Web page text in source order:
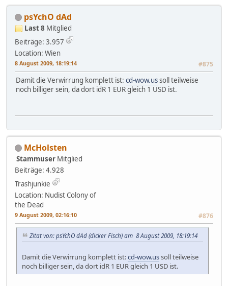
psYchO dAd
Last 8 Mitglied
Beiträge: 3.957
Location: Wien
8 August 2009, 18:19:14 #875
Damit die Verwirrung komplett ist: cd-wow.ussoll teilweise
noch billiger sein, da dort idR 1 EUR gleich 1 USD ist.
McHolsten
Stammuser Mitglied
Beiträge: 4.928
Trashjunkie
Location: Nudist Colony of
the Dead
9 August 2009, 02:16:10 #876
Zitat von: psYchO dAd (dicker Fisch) am 8 August 2009, 18:19:14
Damit die Verwirrung komplett ist:cd-wow.ussoll teilweise
noch billiger sein, da dort idR 1 EUR gleich 1 USD ist.